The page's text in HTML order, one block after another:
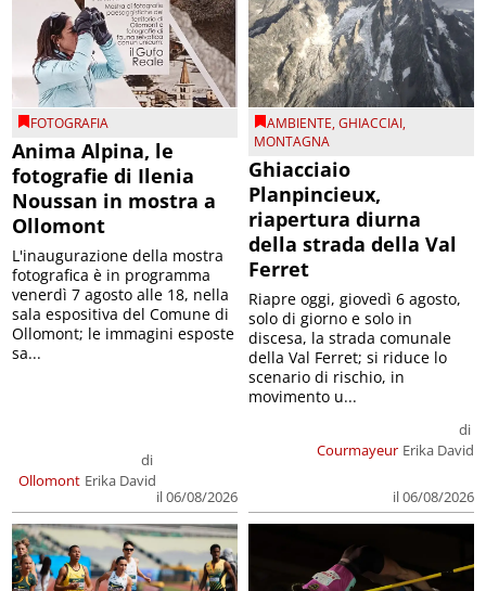
FOTOGRAFIA
Anima Alpina, le
fotografie di Ilenia
Noussan in mostra a
Ollomont
Ollomont
di
Erika David
il 06/08/2026
L'inaugurazione della mostra
fotografica è in programma
venerdì 7 agosto alle 18, nella
sala espositiva del Comune di
Ollomont; le immagini esposte
sa...
AMBIENTE,GHIACCIAI,
MONTAGNA
Ghiacciaio
Planpincieux,
riapertura diurna
della strada della Val
Ferret
Courmayeur
di
Erika David
il 06/08/2026
Riapre oggi, giovedì 6 agosto,
solo di giorno e solo in
discesa, la strada comunale
della Val Ferret; si riduce lo
scenario di rischio, in
movimento u...